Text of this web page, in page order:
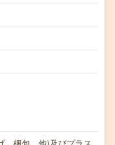
、梱包、他)及びプラス